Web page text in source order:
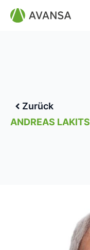
Zurück
ANDREAS LAKITS